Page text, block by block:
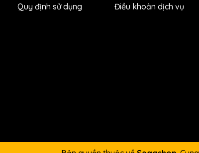
Quy định sử dụng
Điều khoản dịch vụ